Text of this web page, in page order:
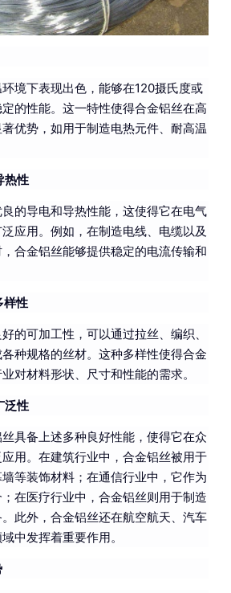
境下表现出色，能够在120摄氏度或
的性能。这一特性使得合金铝丝在高
优势，如用于制造电热元件、耐高温
热性
的导电和导热性能，这使得它在电气
应用。例如，在制造电线、电缆以及
合金铝丝能够提供稳定的电流传输和
样性
的可加工性，可以通过拉丝、编织、
种规格的丝材。这种多样性使得合金
对材料形状、尺寸和性能的需求。
泛性
具备上述多种良好性能，使得它在众
用。在建筑行业中，合金铝丝被用于
等装饰材料；在通信行业中，它作为
在医疗行业中，合金铝丝则用于制造
此外，合金铝丝还在航空航天、汽车
中发挥着重要作用。